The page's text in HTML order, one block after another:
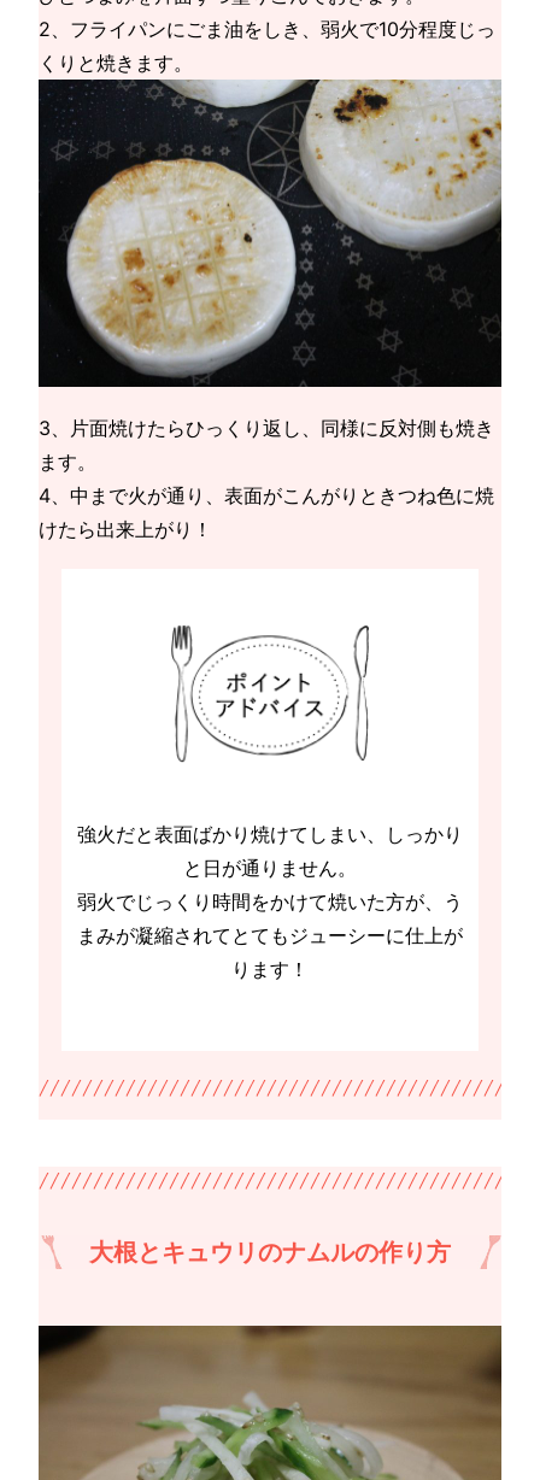
2、フライパンにごま油をしき、弱火で10分程度じっ
くりと焼きます。
3、片面焼けたらひっくり返し、同様に反対側も焼き
ます。
4、中まで火が通り、表面がこんがりときつね色に焼
けたら出来上がり！
強火だと表面ばかり焼けてしまい、しっかり
と日が通りません。
弱火でじっくり時間をかけて焼いた方が、う
まみが凝縮されてとてもジューシーに仕上が
ります！
大根とキュウリのナムルの作り方